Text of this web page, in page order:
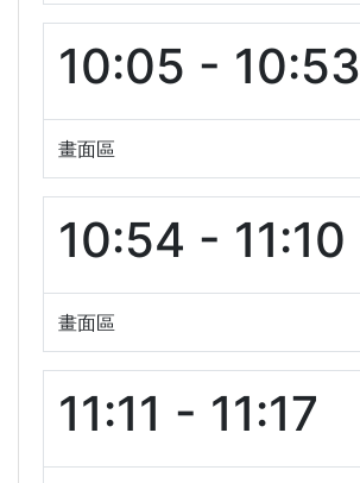
10:05 - 10:53
畫面區
10:54 - 11:10
畫面區
11:11 - 11:17